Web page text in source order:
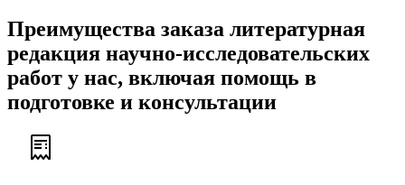
Преимущества заказа литературная
редакция научно-исследовательских
работ у нас, включая помощь в
подготовке и консультации